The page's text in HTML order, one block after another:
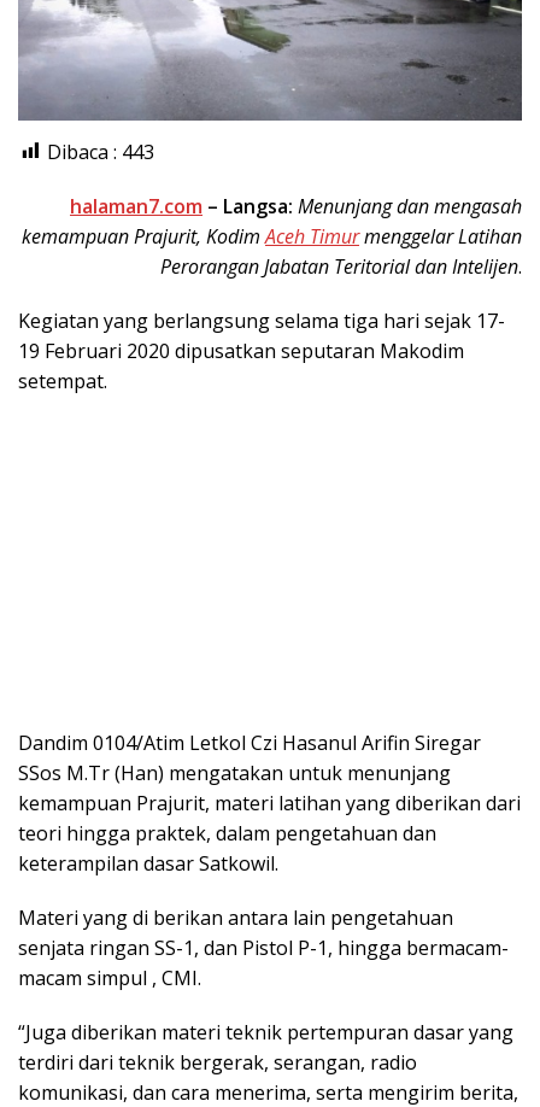
Dibaca : 443
halaman7.com – Langsa: Menunjang dan mengasah
kemampuan Prajurit, KodimAceh Timurmenggelar Latihan
Perorangan Jabatan Teritorial dan Intelijen.
Kegiatan yang berlangsung selama tiga hari sejak 17-
19 Februari 2020 dipusatkan seputaran Makodim
setempat.
Dandim 0104/Atim Letkol Czi Hasanul Arifin Siregar
SSos M.Tr (Han) mengatakan untuk menunjang
kemampuan Prajurit, materi latihan yang diberikan dari
teori hingga praktek, dalam pengetahuan dan
keterampilan dasar Satkowil.
Materi yang di berikan antara lain pengetahuan
senjata ringan SS-1, dan Pistol P-1, hingga bermacam-
macam simpul , CMI.
“Juga diberikan materi teknik pertempuran dasar yang
terdiri dari teknik bergerak, serangan, radio
komunikasi, dan cara menerima, serta mengirim berita,